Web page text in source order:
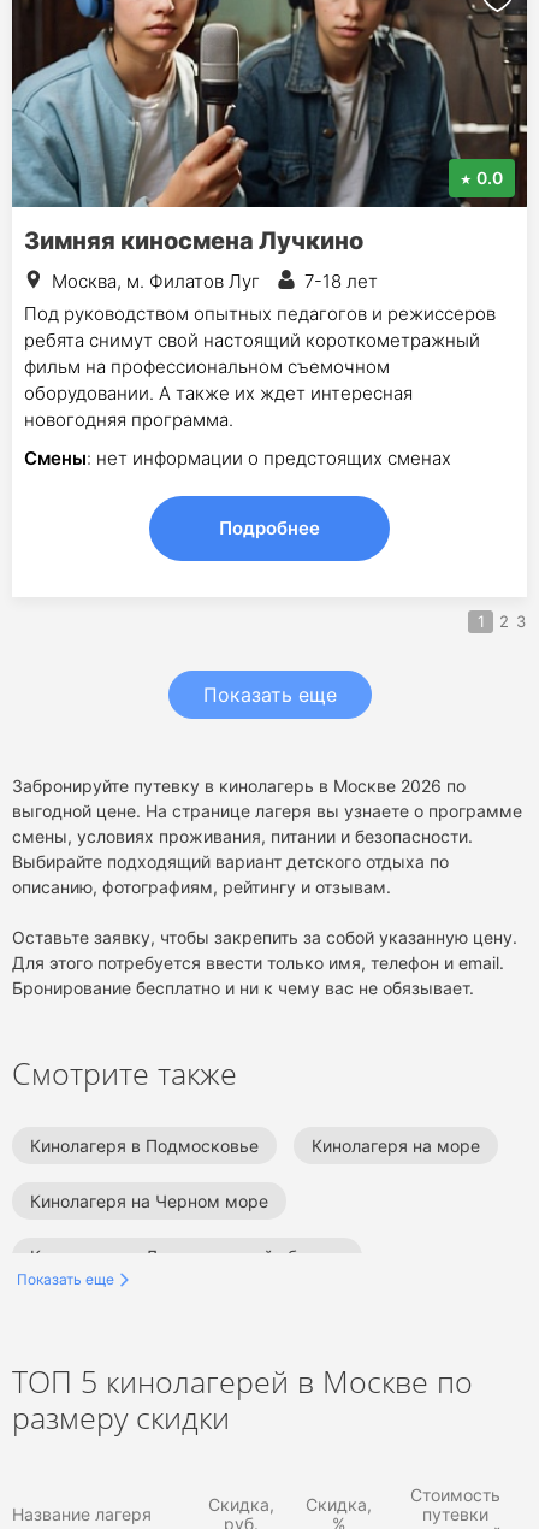
0.0
Зимняя киносмена Лучкино
Москва, м. Филатов Луг
7-18 лет
Под руководством опытных педагогов и режиссеров
ребята снимут свой настоящий короткометражный
фильм на профессиональном съемочном
оборудовании. А также их ждет интересная
новогодняя программа.
Смены: нет информации о предстоящих сменах
Подробнее
1 2 3
Показать еще
Забронируйте путевку в кинолагерь в Москве 2026 по
выгодной цене. На странице лагеря вы узнаете о программе
смены, условиях проживания, питании и безопасности.
Выбирайте подходящий вариант детского отдыха по
описанию, фотографиям, рейтингу и отзывам.
Оставьте заявку, чтобы закрепить за собой указанную цену.
Для этого потребуется ввести только имя, телефон и email.
Бронирование бесплатно и ни к чему вас не обязывает.
Смотрите также
Кинолагеря в Подмосковье Кинолагеря на море
Кинолагеря на Черном море
Кинолагеря в Ленинградской области
Кинолагеря в Сочи Кинолагеря в Анапе
Кинолагеря в Санкт-Петербурге
Показать еще
ТОП 5 кинолагерей в Москве по
размеру скидки
Название лагеря
Скидка,
руб.
Скидка,
%
Стоимость
путевки